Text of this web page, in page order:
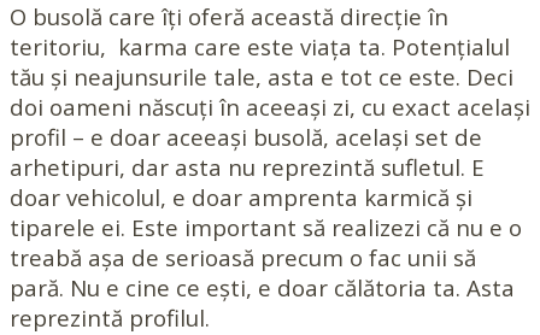
O busolă care îți oferă această direcție în
teritoriu, karma care este viața ta. Potențialul
tău și neajunsurile tale, asta e tot ce este. Deci
doi oameni născuți în aceeași zi, cu exact același
profil – e doar aceeași busolă, același set de
arhetipuri, dar asta nu reprezintă sufletul. E
doar vehicolul, e doar amprenta karmică și
tiparele ei. Este important să realizezi că nu e o
treabă așa de serioasă precum o fac unii să
pară. Nu e cine ce ești, e doar călătoria ta. Asta
reprezintă profilul.